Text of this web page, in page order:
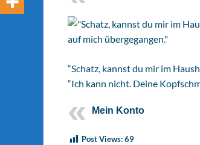
“Schatz, kannst du mir im
“Ich kann nicht. Deine
Mein Konto
Post Views:69